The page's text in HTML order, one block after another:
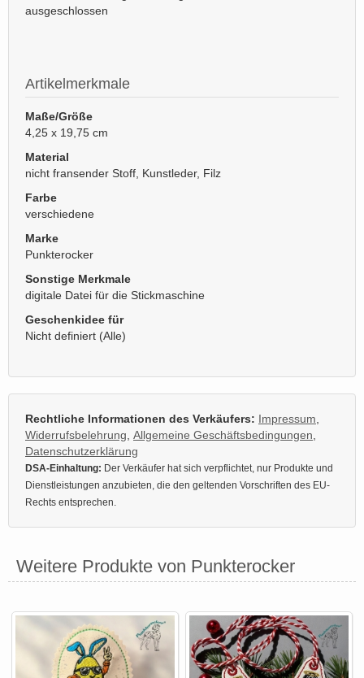
ausgeschlossen
Artikelmerkmale
Maße/Größe
4,25 x 19,75 cm
Material
nicht fransender Stoff, Kunstleder, Filz
Farbe
verschiedene
Marke
Punkterocker
Sonstige Merkmale
digitale Datei für die Stickmaschine
Geschenkidee für
Nicht definiert (Alle)
Rechtliche Informationen des Verkäufers: Impressum,
Widerrufsbelehrung, Allgemeine Geschäftsbedingungen,
Datenschutzerklärung
DSA-Einhaltung: Der Verkäufer hat sich verpflichtet, nur Produkte und
Dienstleistungen anzubieten, die den geltenden Vorschriften des EU-
Rechts entsprechen.
Weitere Produkte von Punkterocker